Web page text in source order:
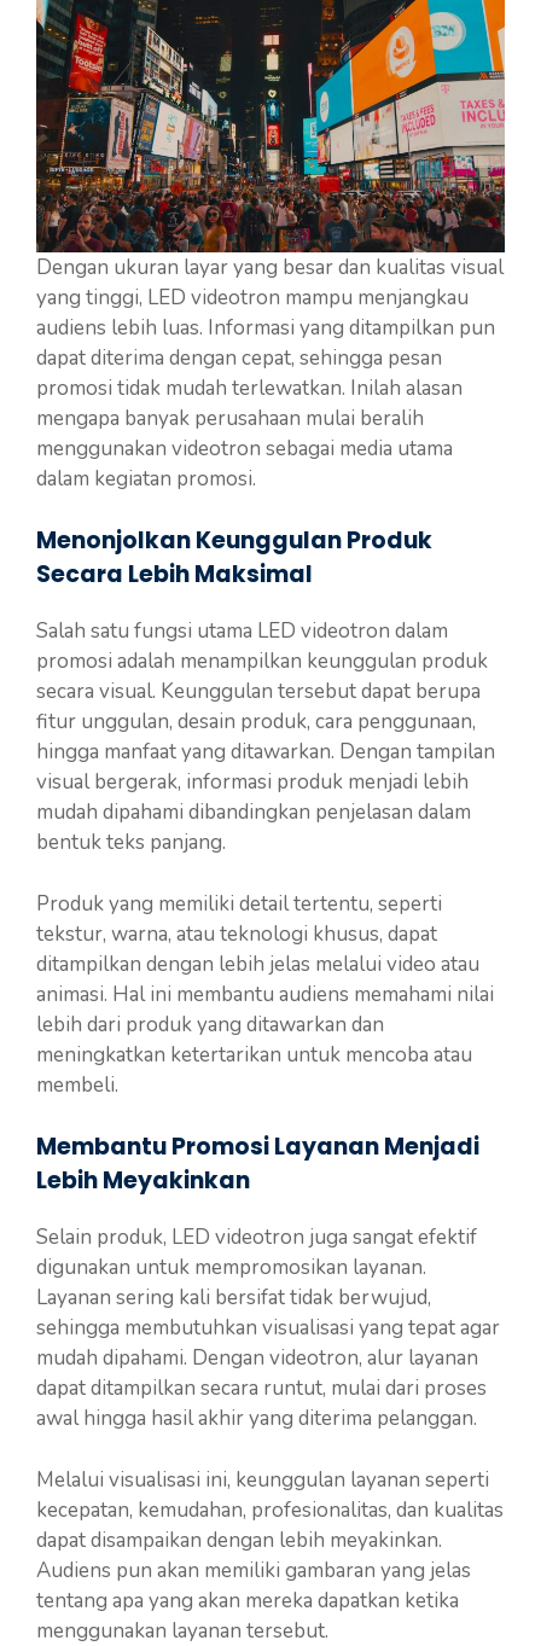
Dengan ukuran layar yang besar dan kualitas visual
yang tinggi, LED videotron mampu menjangkau
audiens lebih luas. Informasi yang ditampilkan pun
dapat diterima dengan cepat, sehingga pesan
promosi tidak mudah terlewatkan. Inilah alasan
mengapa banyak perusahaan mulai beralih
menggunakan videotron sebagai media utama
dalam kegiatan promosi.
Menonjolkan Keunggulan Produk
Secara Lebih Maksimal
Salah satu fungsi utama LED videotron dalam
promosi adalah menampilkan keunggulan produk
secara visual. Keunggulan tersebut dapat berupa
fitur unggulan, desain produk, cara penggunaan,
hingga manfaat yang ditawarkan. Dengan tampilan
visual bergerak, informasi produk menjadi lebih
mudah dipahami dibandingkan penjelasan dalam
bentuk teks panjang.
Produk yang memiliki detail tertentu, seperti
tekstur, warna, atau teknologi khusus, dapat
ditampilkan dengan lebih jelas melalui video atau
animasi. Hal ini membantu audiens memahami nilai
lebih dari produk yang ditawarkan dan
meningkatkan ketertarikan untuk mencoba atau
membeli.
Membantu Promosi Layanan Menjadi
Lebih Meyakinkan
Selain produk, LED videotron juga sangat efektif
digunakan untuk mempromosikan layanan.
Layanan sering kali bersifat tidak berwujud,
sehingga membutuhkan visualisasi yang tepat agar
mudah dipahami. Dengan videotron, alur layanan
dapat ditampilkan secara runtut, mulai dari proses
awal hingga hasil akhir yang diterima pelanggan.
Melalui visualisasi ini, keunggulan layanan seperti
kecepatan, kemudahan, profesionalitas, dan kualitas
dapat disampaikan dengan lebih meyakinkan.
Audiens pun akan memiliki gambaran yang jelas
tentang apa yang akan mereka dapatkan ketika
menggunakan layanan tersebut.